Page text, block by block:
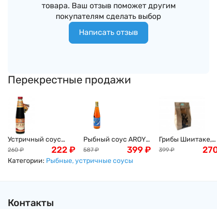
товара. Ваш отзыв поможет другим
покупателям сделать выбор
Написать отзыв
Перекрестные продажи
Устричный соус
PEARL RIVER
BRIDGE, 510г
260 ₽ 222₽
Рыбный соус AROY-
D, 700мл
587 ₽ 399₽
Грибы Шиитаке,
древесные, 100г
399 ₽
Категории: Рыбные, устричные соусы
Контакты